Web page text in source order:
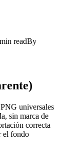
min readBy
universales
sin marca de
correcta
el fondo